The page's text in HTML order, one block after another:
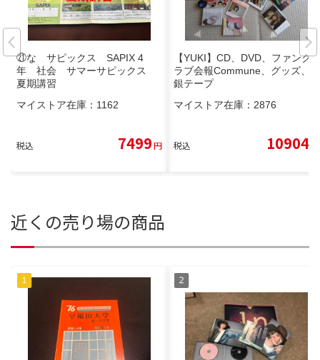
㉑な サピックス SAPIX 4
年 社会 サマーサピックス
夏期講習
マイストア在庫： 1162
税込 7499円
【YUKI】CD、DVD、ファンク
ラブ会報Commune、グッズ、
銀テープ
マイストア在庫： 2876
税込 10904
近くの売り場の商品